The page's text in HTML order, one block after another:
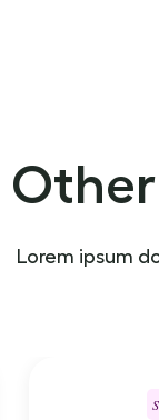
Lorem ipsum